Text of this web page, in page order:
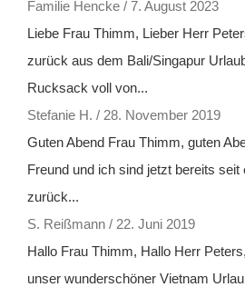
Familie Hencke / 7. August 2023
Liebe Frau Thimm, Lieber Herr
zurück aus dem Bali/Singapur
Rucksack voll von...
Stefanie H. / 28. November 2019
Guten Abend Frau Thimm, guten
Freund und ich sind jetzt bereits seit
zurück...
S. Reißmann / 22. Juni 2019
Hallo Frau Thimm, Hallo Herr
unser wunderschöner Vietnam